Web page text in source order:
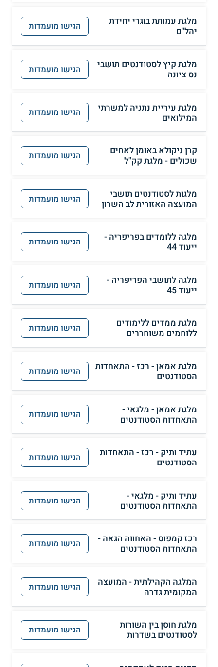
מלגת עמותת בוגרי יחידת
יהל"ם
הגישו מועמדות
מלגת קיץ לסטודנטים תושבי
נס ציונה
הגישו מועמדות
מלגת עיריית נתניה למשרתי
המילואים
הגישו מועמדות
קרן ניקולא באומן לאחים
שכולים - מלגת קק"ל
הגישו מועמדות
מלגות לסטודנטים תושבי
המועצה האזורית לב השרון
הגישו מועמדות
מלגה ללומדים בפריפריה -
ייעוד 44
הגישו מועמדות
מלגה לתושבי הפריפריה -
ייעוד 45
הגישו מועמדות
מלגת ממדים ללימודים
ללוחמים משוחררים
הגישו מועמדות
מלגת אמאן - רכז - התאחדות
הסטודנטים
הגישו מועמדות
מלגת אמאן - מלגאי -
התאחדות הסטודנטים
הגישו מועמדות
עתיד ותיק - רכז - התאחדות
הסטודנטים
הגישו מועמדות
עתיד ותיק - מלגאי -
התאחדות הסטודנטים
הגישו מועמדות
רכז קמפוס - האחווה הגאה -
התאחדות הסטודנטים
הגישו מועמדות
המלגה הקהילתית - המועצה
המקומית גדרה
הגישו מועמדות
מלגת חוסן בין השורות
לסטודנטים בשדרות
הגישו מועמדות